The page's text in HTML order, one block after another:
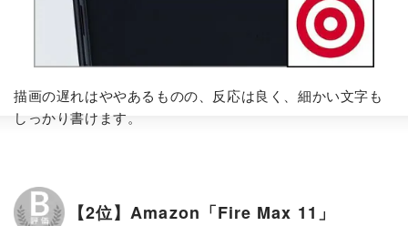
描画の遅れはややあるものの、反応は良く、細かい文字も
しっかり書けます。
【2位】Amazon「Fire Max 11」